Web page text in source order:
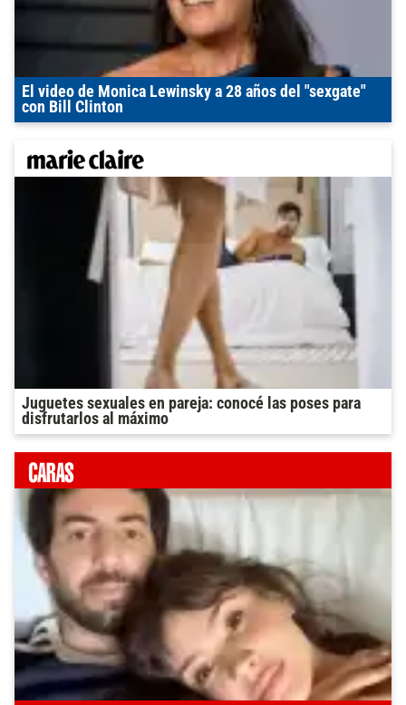
El video de Monica Lewinsky a 28 años del "sexgate"
con Bill Clinton
Juguetes sexuales en pareja: conocé las poses para
disfrutarlos al máximo